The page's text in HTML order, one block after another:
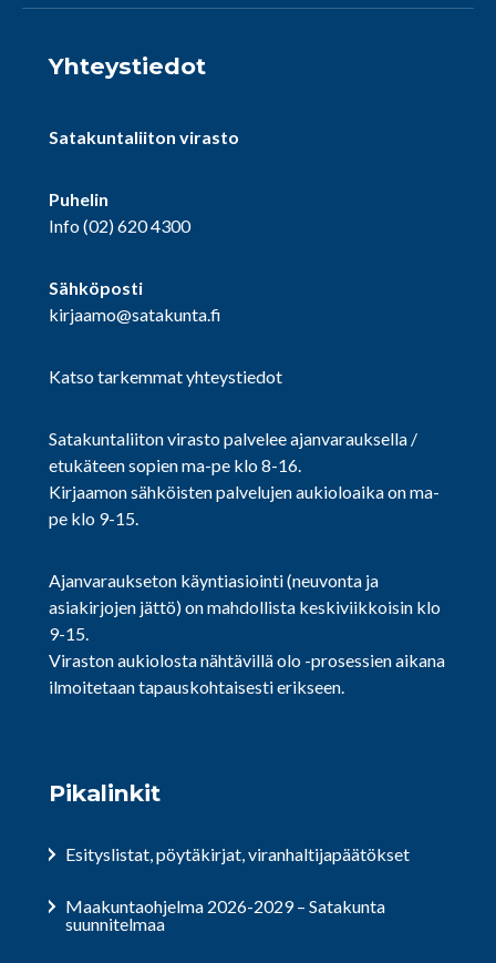
Yhteystiedot
Satakuntaliiton virasto
Puhelin
Info(02) 620 4300
Sähköposti
kirjaamo@satakunta.fi
Katso tarkemmat yhteystiedot
Satakuntaliiton virasto palvelee ajanvarauksella /
etukäteen sopien ma-pe klo 8-16.
Kirjaamon sähköisten palvelujen aukioloaika on ma-
pe klo 9-15.
Ajanvaraukseton käyntiasiointi (neuvonta ja
asiakirjojen jättö) on mahdollista keskiviikkoisin klo
9-15.
Viraston aukiolosta nähtävillä olo -prosessien aikana
ilmoitetaan tapauskohtaisesti erikseen.
Pikalinkit
Esityslistat, pöytäkirjat, viranhaltijapäätökset
Maakuntaohjelma 2026-2029 – Satakunta
suunnitelmaa